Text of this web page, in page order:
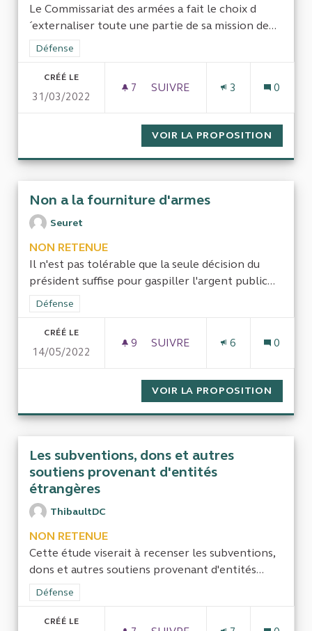
Le Commissariat des armées a fait le choix d
´externaliser toute une partie de sa mission de...
Filtrer les résultats de la catégorie : Défense
Défense
CRÉÉ LE
31/03/2022
7 7 ABONNÉS
SUIVRE 3 0
VOIR LA PROPOSITION
Non a la fourniture d'armes
Seuret
NON RETENUE
Il n'est pas tolérable que la seule décision du
président suffise pour gaspiller l'argent public...
Filtrer les résultats de la catégorie : Défense
Défense
CRÉÉ LE
14/05/2022
9 9 ABONNÉS
SUIVRE
6 0
VOIR LA PROPOSITION
Les subventions, dons et autres
soutiens provenant d'entités
étrangères
ThibaultDC
NON RETENUE
Cette étude viserait à recenser les subventions,
dons et autres soutiens provenant d'entités...
Filtrer les résultats de la catégorie : Défense
Défense
CRÉÉ LE